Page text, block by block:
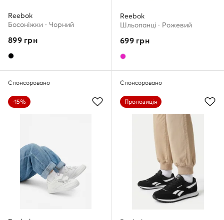
Reebok
Босоніжки · Чорний
899грн
Reebok
Шльопанці · Рожевий
699грн
Спонсоровано
-15%
Спонсоровано
Пропозиція